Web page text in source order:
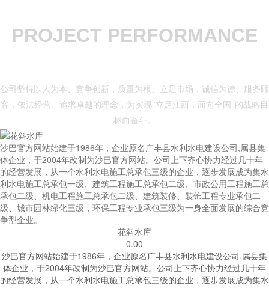
PROJECT PERFORMANCE
公司坚持以人为本、竞争创新，质量为根、立足市场，诚信为德、服务顾
客，依法经营、追求卓越的理念，为实现"立足江西，面向全国"的战略目
标而奋斗。
沙巴官方网站始建于1986年，企业原名广丰县水利水电建设公司,属县集
体企业，于2004年改制为沙巴官方网站。公司上下齐心协力经过几十年
的经营发展，从一个水利水电施工总承包三级的企业，逐步发展成为集水
利水电施工总承包一级、建筑工程施工总承包二级、市政公用工程施工总
承包二级、机电工程施工总承包二级、建筑装修、装饰工程专业承包二
级、城市园林绿化三级，环保工程专业承包三级为一身全面发展的综合竞
争型企业。
花斜水库
0.00
沙巴官方网站始建于1986年，企业原名广丰县水利水电建设公司,属县集
体企业，于2004年改制为沙巴官方网站。公司上下齐心协力经过几十年
的经营发展，从一个水利水电施工总承包三级的企业，逐步发展成为集水